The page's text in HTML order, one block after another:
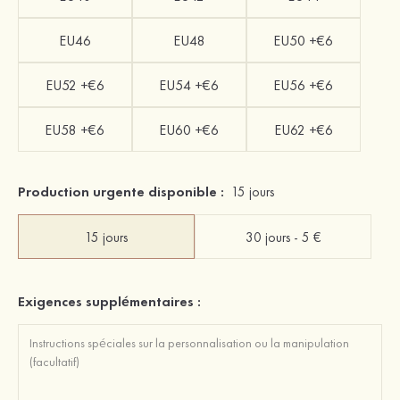
EU46 EU48 EU50 +€6
EU52 +€6 EU54 +€6 EU56 +€6
EU58 +€6 EU60 +€6 EU62 +€6
Production urgente disponible : 15 jours
15 jours 30 jours - 5 €
Exigences supplémentaires :